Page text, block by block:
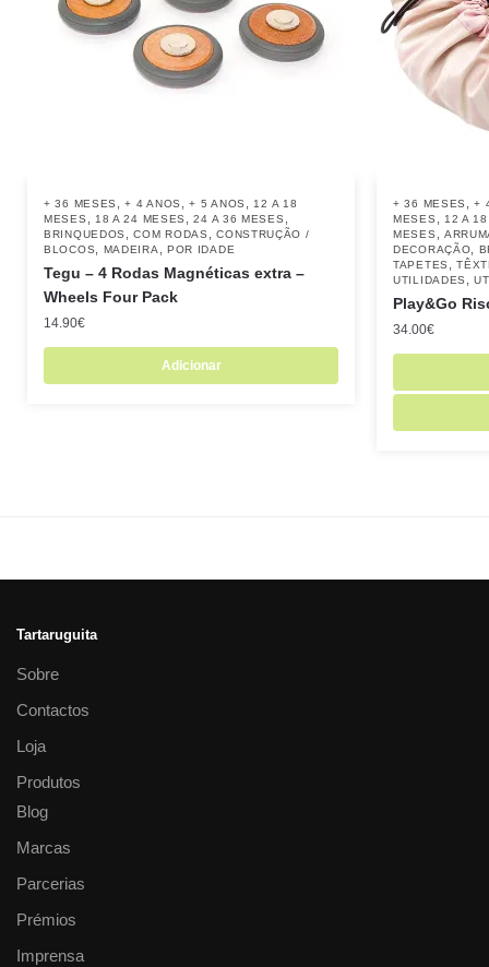
+ 36 MESES ,+ 4 ANOS ,+ 5 ANOS
12 A 18
MESES
18 A 24 MESES ,24 A 36 MESES
BRINQUEDOS ,COM RODAS ,CONSTRUÇÃO /
BLOCOS
MADEIRA POR IDADE
Tegu – 4 Rodas Magnéticas extra –
Wheels Four Pack
14.90€
Adicionar
+ 36 MESES ,+
MESES
12 A
MESES
DECORAÇÃO
TAPETES
,
UTILIDADES
,
Play&Go
34.00€
Tartaruguita
Sobre
Contactos
Loja
Produtos
Blog
Marcas
Parcerias
Prémios
Imprensa